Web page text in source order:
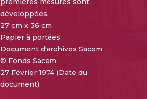
premières mesures sont
développées.
27 cm x 36 cm
Papier à portées
Document d'archives Sacem
© Fonds Sacem
27 Février 1974 (Date du
document)